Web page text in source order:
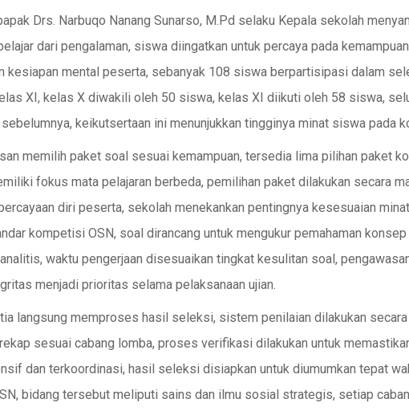
Drs. Narbuqo Nanang Sunarso, M.Pd selaku Kepala sekolah
dari pengalaman, siswa diingatkan untuk percaya pada
kesiapan mental peserta, sebanyak 108 siswa berpartisipasi dalam
XI, kelas X diwakili oleh 50 siswa, kelas XI diikuti oleh 58 siswa,
keikutsertaan ini menunjukkan tingginya minat siswa pada
memilih paket soal sesuai kemampuan, tersedia lima pilihan paket
fokus mata pelajaran berbeda, pemilihan paket dilakukan secara
diri peserta, sekolah menekankan pentingnya kesesuaian
kompetisi OSN, soal dirancang untuk mengukur pemahaman
waktu pengerjaan disesuaikan tingkat kesulitan soal,
menjadi prioritas selama pelaksanaan ujian.
langsung memproses hasil seleksi, sistem penilaian dilakukan
sesuai cabang lomba, proses verifikasi dilakukan untuk
dan terkoordinasi, hasil seleksi disiapkan untuk diumumkan tepat
bidang tersebut meliputi sains dan ilmu sosial strategis, setiap